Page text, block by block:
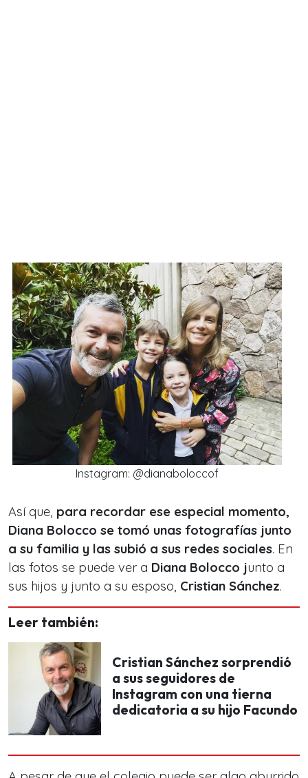
Instagram: @dianaboloccof
Así que, para recordar ese especial momento,
Diana Bolocco se tomó unas fotografías junto
a su familia y las subió a sus redes sociales. En
las fotos se puede ver a Diana Bolocco junto a
sus hijos y junto a su esposo, Cristian Sánchez.
Leer también:
Cristian Sánchez sorprendió
a sus seguidores de
Instagram con una tierna
dedicatoria a su hijo Facundo